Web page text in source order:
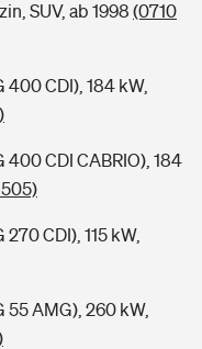
SUV, ab 1998 (0710
CDI), 184 kW,
CDI CABRIO), 184
CDI), 115 kW,
AMG), 260 kW,